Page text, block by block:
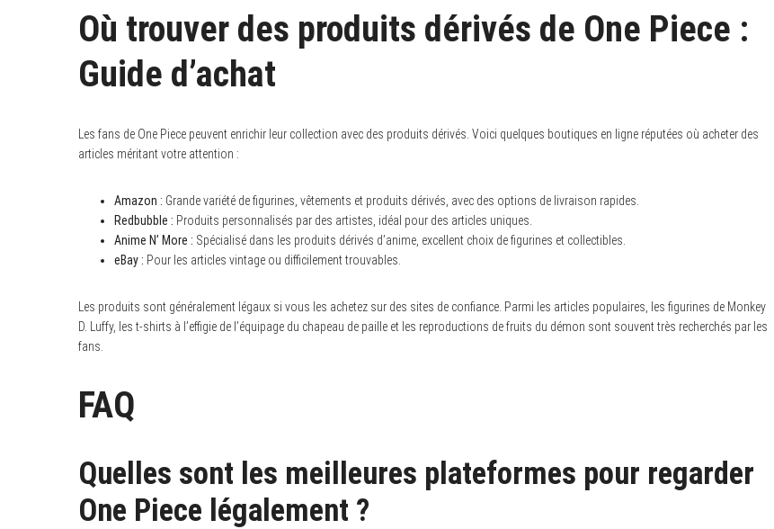
Où trouver des produits dérivés de One Piece :
Guide d’achat
Les fans de One Piece peuvent enrichir leur collection avec des produits dérivés. Voici quelques boutiques en ligne réputées où acheter des
articles méritant votre attention :
Amazon : Grande variété de figurines, vêtements et produits dérivés, avec des options de livraison rapides.
Redbubble : Produits personnalisés par des artistes, idéal pour des articles uniques.
Anime N’ More : Spécialisé dans les produits dérivés d’anime, excellent choix de figurines et collectibles.
eBay : Pour les articles vintage ou difficilement trouvables.
Les produits sont généralement légaux si vous les achetez sur des sites de confiance. Parmi les articles populaires, les figurines de Monkey
D. Luffy, les t-shirts à l’effigie de l’équipage du chapeau de paille et les reproductions de fruits du démon sont souvent très recherchés par les
fans.
FAQ
Quelles sont les meilleures plateformes pour regarder
One Piece légalement ?